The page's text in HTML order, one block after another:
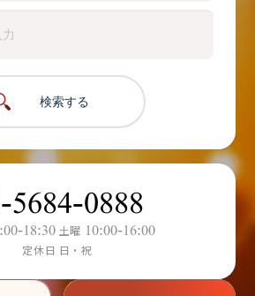
検索する
5684-0888
18:30 土曜 10:00-16:00
定休日 日・祝